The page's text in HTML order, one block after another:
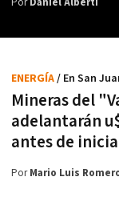
PorDaniel Alberti
Mineras del
adelantarán
antes de
ENERGÍA/ En San
PorMario Luis